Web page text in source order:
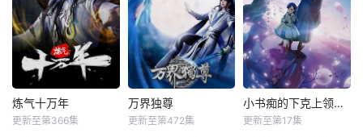
炼气十万年
更新至第366集
万界独尊
更新至第472集
小书痴的下克上领主的养女
更新至第17集